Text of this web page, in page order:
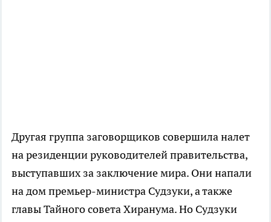
Другая группа заговорщиков совершила налет
на резиденции руководителей правительства,
выступавших за заключение мира. Они напали
на дом премьер-министра Судзуки, а также
главы Тайного совета Хиранума. Но Судзуки